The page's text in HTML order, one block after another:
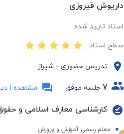
داریوش فیروزی
استاد تایید شده
سطح استاد:
تدریس حضوری - شیراز
7 جلسه موفق مشاهده 1 دیدگاه
کارشناسی معارف اسلامی و حقوق
معلم رسمی آموزش و پرورش